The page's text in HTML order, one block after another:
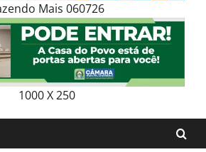
Mais 060726
1000 X 250